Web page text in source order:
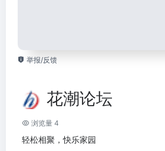
举报/反馈
花潮论坛
浏览量 4
轻松相聚，快乐家园